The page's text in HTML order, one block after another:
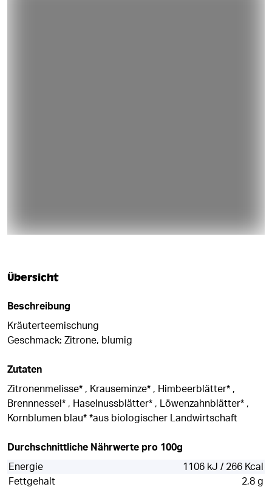
Übersicht
Beschreibung
Kräuterteemischung
Geschmack: Zitrone, blumig
Zutaten
Zitronenmelisse* , Krauseminze* , Himbeerblätter* ,
Brennnessel* , Haselnussblätter* , Löwenzahnblätter* ,
Kornblumen blau* *aus biologischer Landwirtschaft
Durchschnittliche Nährwerte pro 100g
Energie
1106 kJ / 266 Kcal
Fettgehalt
2,8 g